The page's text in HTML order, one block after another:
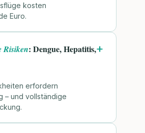
kosten
Euro.
Risiken: Dengue, Hepatitis,
erfordern
– und vollständige